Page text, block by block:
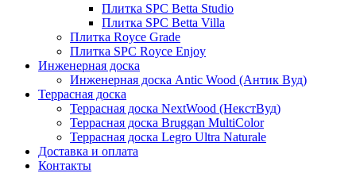
Плитка SPC Betta Studio
Плитка SPC Betta Villa
Плитка Royce Grade
Плитка SPC Royce Enjoy
Инженерная доска
Инженерная доска Antic Wood (Антик Вуд)
Террасная доска
Террасная доска NextWood (НекстВуд)
Террасная доска Bruggan MultiColor
Террасная доска Legro Ultra Naturale
Доставка и оплата
Контакты